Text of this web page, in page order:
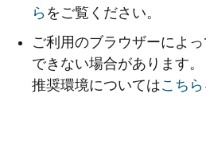
ら をご覧ください。
ご利用のブラウザーによ
できない場合があります。
推奨環境についてはこちら